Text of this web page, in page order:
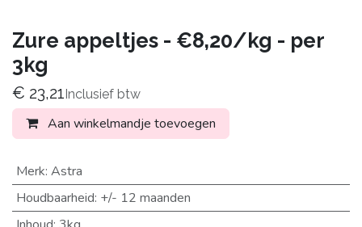
Zure appeltjes - €8,20/kg - per
3kg
€ 23,21Inclusief btw
Aan winkelmandje toevoegen
Merk: Astra
Houdbaarheid: +/- 12 maanden